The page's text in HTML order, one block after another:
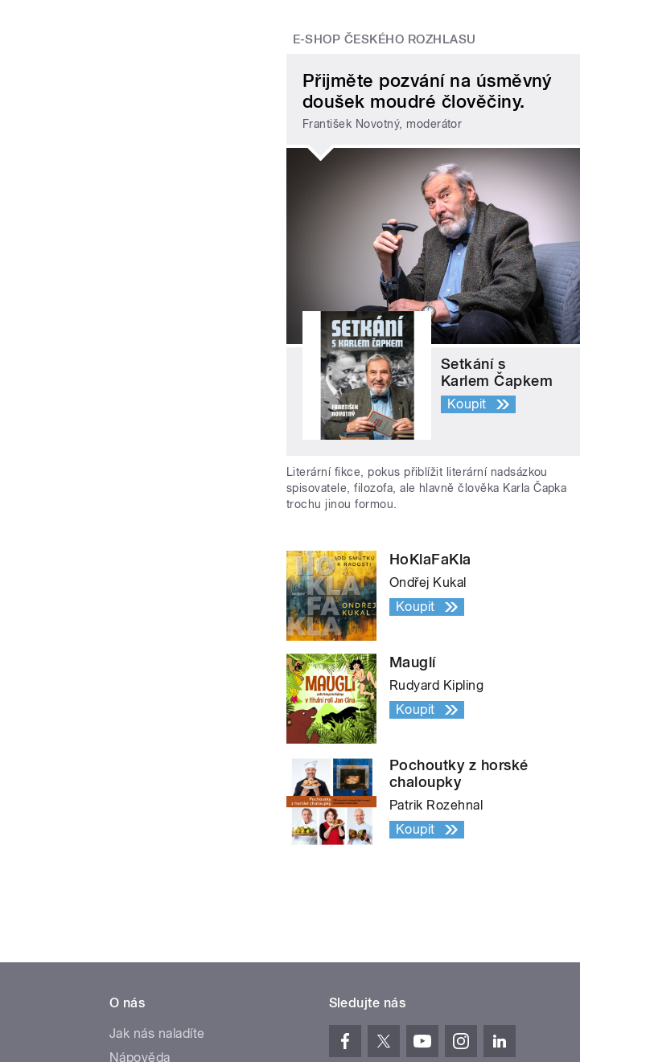
E-SHOP ČESKÉHO ROZHLASU
Přijměte pozvání na úsměvný
doušek moudré člověčiny.
František Novotný, moderátor
Setkání s
Karlem Čapkem
Koupit
Literární fikce, pokus přiblížit literární nadsázkou
spisovatele, filozofa, ale hlavně člověka Karla Čapka
trochu jinou formou.
HoKlaFaKla
Ondřej Kukal
Koupit
Mauglí
Rudyard Kipling
Koupit
Pochoutky z horské
chaloupky
Patrik Rozehnal
Koupit
O nás
Jak nás naladíte
Nápověda
Sledujte nás